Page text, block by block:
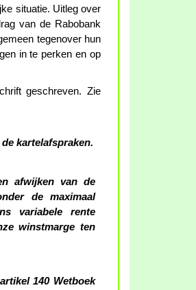
situatie. Uitleg over
van de Rabobank
tegenover hun
in te perken en op
geschreven. Zie
kartelafspraken.
afwijken van de
de maximaal
variabele rente
winstmarge ten
140 Wetboek